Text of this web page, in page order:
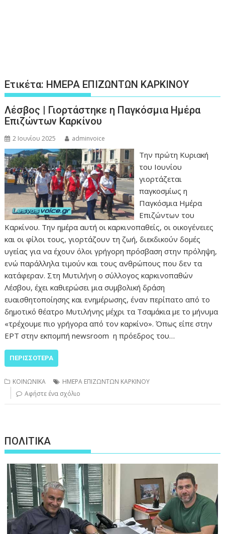
Ετικέτα: ΗΜΕΡΑ ΕΠΙΖΩΝΤΩΝ ΚΑΡΚΙΝΟΥ
Λέσβος | Γιορτάστηκε η Παγκόσμια Ημέρα
Επιζώντων Καρκίνου
2 Ιουνίου 2025 adminvoice
Την πρώτη Κυριακή
του Ιουνίου
γιορτάζεται
παγκοσμίως η
Παγκόσμια Ημέρα
Επιζώντων του
Καρκίνου. Την ημέρα αυτή οι καρκινοπαθείς, οι οικογένειες
και οι φίλοι τους, γιορτάζουν τη ζωή, διεκδικούν δομές
υγείας για να έχουν όλοι γρήγορη πρόσβαση στην πρόληψη,
ενώ παράλληλα τιμούν και τους ανθρώπους που δεν τα
κατάφεραν. Στη Μυτιλήνη ο σύλλογος καρκινοπαθών
Λέσβου, έχει καθιερώσει μια συμβολική δράση
ευαισθητοποίησης και ενημέρωσης, έναν περίπατο από το
δημοτικό θέατρο Μυτιλήνης μέχρι τα Τσαμάκια με το μήνυμα
«τρέχουμε πιο γρήγορα από τον καρκίνο». Όπως είπε στην
ΕΡΤ στην εκπομπή newsroom η πρόεδρος του…
ΠΕΡΙΣΣΌΤΕΡΑ
ΚΟΙΝΩΝΙΚΑ
ΗΜΕΡΑ ΕΠΙΖΩΝΤΩΝ ΚΑΡΚΙΝΟΥ
Αφήστε ένα σχόλιο
ΠΟΛΙΤΙΚΑ